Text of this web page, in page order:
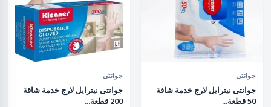
جوانتى
جوانتى نيترايل لارج خدمة شاقة
50 قطعة...
جوانتى
جوانتى نيترايل لارج خدمة شاقة
200 قطعة...